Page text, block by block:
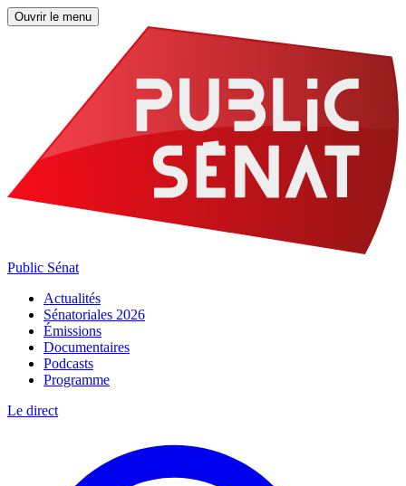
Ouvrir le menu
Public Sénat
Actualités
Sénatoriales 2026
Émissions
Documentaires
Podcasts
Programme
Le direct